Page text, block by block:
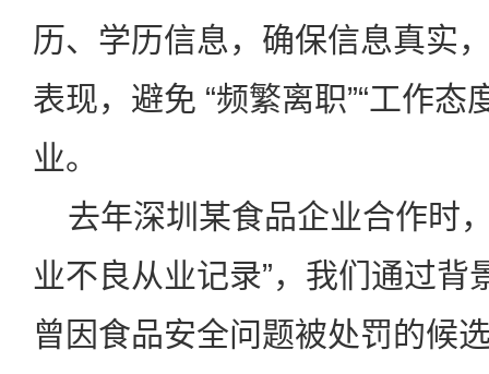
历、学历信息，确保信息真实
表现，避免 “频繁离职”“工作态
业。
去年深圳某食品企业合作时
业不良从业记录”，我们通过背
曾因食品安全问题被处罚的候